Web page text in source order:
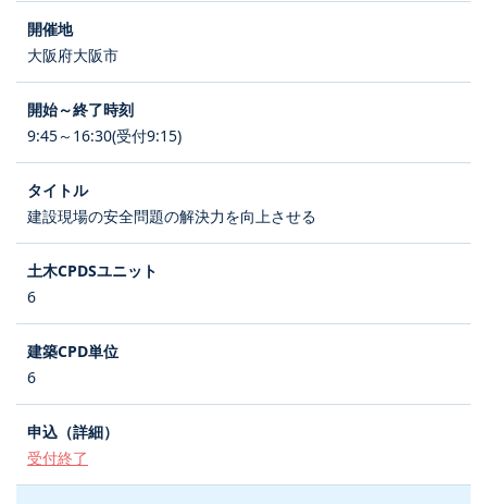
大阪府大阪市
9:45～16:30(受付9:15)
建設現場の安全問題の解決力を向上させる
6
6
受付終了